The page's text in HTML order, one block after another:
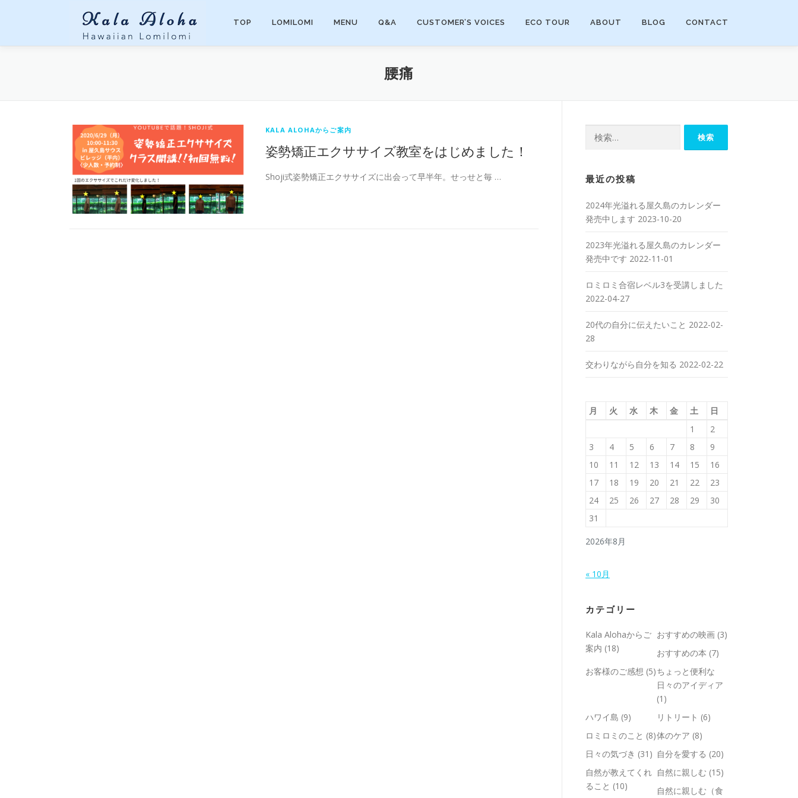
TOP LOMILOMI MENU Q&A CUSTOMER’S VOICES ECO TOUR ABOUT BLOG CONTACT
腰痛
KALA ALOHAからご案内
姿勢矯正エクササイズ教室をはじめました！
Shoji式姿勢矯正エクササイズに出会って早半年。せっせと毎 …
検索:
最近の投稿
2024年光溢れる屋久島のカレンダー
発売中します 2023-10-20
2023年光溢れる屋久島のカレンダー
発売中です 2022-11-01
ロミロミ合宿レベル3を受講しました
2022-04-27
20代の自分に伝えたいこと 2022-02-
28
交わりながら自分を知る 2022-02-22
2026年8月
月 火 水 木 金 土
日
1
2
3
4 5 6 7 8
9
10
11 12 13 14 15
16
17
18 19 20 21 22
23
24
25 26 27 28 29
30
31
« 10月
カテゴリー
Kala Alohaからご
案内 (18)
おすすめの映画 (3)
おすすめの本 (7)
お客様のご感想 (5)ちょっと便利な
日々のアイディア
(1)
ハワイ島 (9) リトリート (6)
ロミロミのこと (8)体のケア (8)
日々の気づき (31) 自分を愛する (20)
自然が教えてくれ
ること (10)
自然に親しむ (15)
自然に親しむ（食